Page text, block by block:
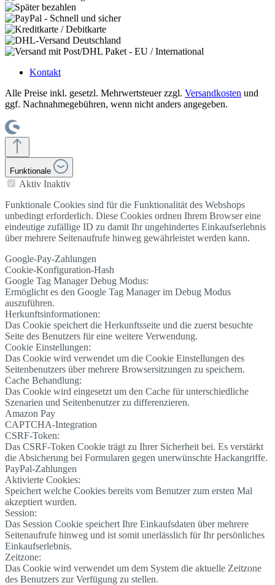
Kontakt
Alle Preise inkl. gesetzl. Mehrwertsteuer zzgl. Versandkosten und
ggf. Nachnahmegebühren, wenn nicht anders angegeben.
Funktionale
Aktiv Inaktiv
Funktionale Cookies sind für die Funktionalität des Webshops
unbedingt erforderlich. Diese Cookies ordnen Ihrem Browser eine
eindeutige zufällige ID zu damit Ihr ungehindertes Einkaufserlebnis
über mehrere Seitenaufrufe hinweg gewährleistet werden kann.
Google-Pay-Zahlungen
Cookie-Konfiguration-Hash
Google Tag Manager Debug Modus:
Ermöglicht es den Google Tag Manager im Debug Modus
auszuführen.
Herkunftsinformationen:
Das Cookie speichert die Herkunftsseite und die zuerst besuchte
Seite des Benutzers für eine weitere Verwendung.
Cookie Einstellungen:
Das Cookie wird verwendet um die Cookie Einstellungen des
Seitenbenutzers über mehrere Browsersitzungen zu speichern.
Cache Behandlung:
Das Cookie wird eingesetzt um den Cache für unterschiedliche
Szenarien und Seitenbenutzer zu differenzieren.
Amazon Pay
CAPTCHA-Integration
CSRF-Token:
Das CSRF-Token Cookie trägt zu Ihrer Sicherheit bei. Es verstärkt
die Absicherung bei Formularen gegen unerwünschte Hackangriffe.
PayPal-Zahlungen
Aktivierte Cookies:
Speichert welche Cookies bereits vom Benutzer zum ersten Mal
akzeptiert wurden.
Session:
Das Session Cookie speichert Ihre Einkaufsdaten über mehrere
Seitenaufrufe hinweg und ist somit unerlässlich für Ihr persönliches
Einkaufserlebnis.
Zeitzone:
Das Cookie wird verwendet um dem System die aktuelle Zeitzone
des Benutzers zur Verfügung zu stellen.